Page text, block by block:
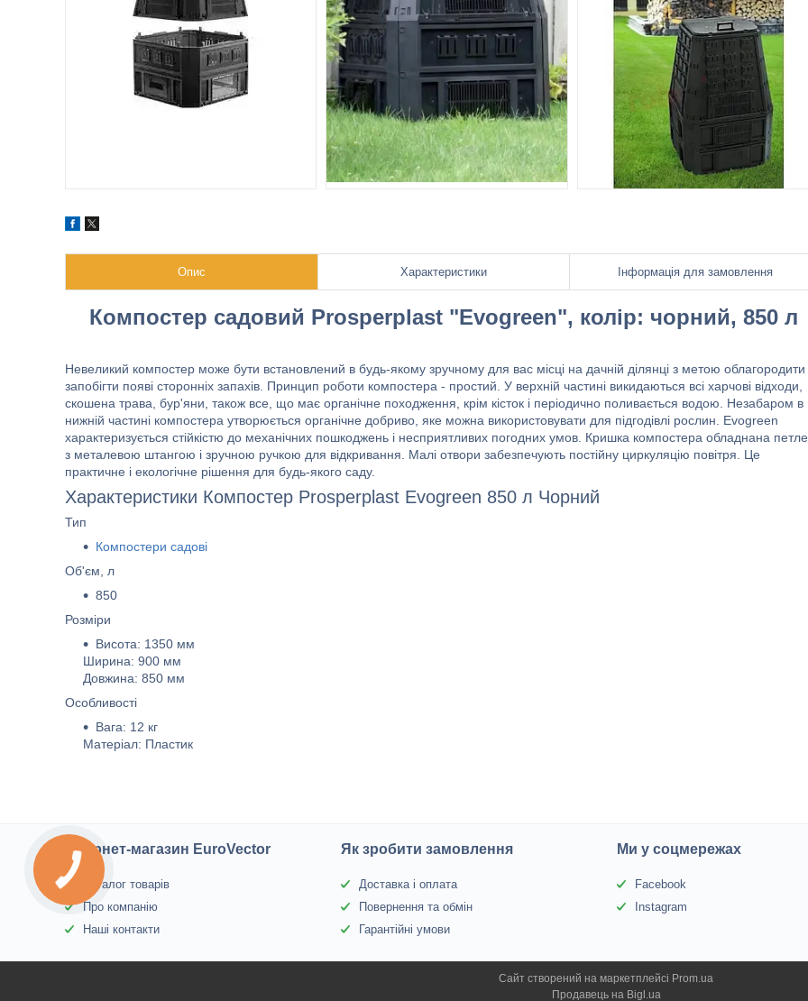
Опис Характеристики Інформація для замовлення
Компостер садовий Prosperplast "Evogreen", колір: чорний, 850 л
Невеликий компостер може бути встановлений в будь-якому зручному для вас місці на дачній ділянці з метою облагородити
запобігти появі сторонніх запахів. Принцип роботи компостера - простий. У верхній частині викидаються всі харчові відходи,
скошена трава, бур'яни, також все, що має органічне походження, крім кісток і періодично поливається водою. Незабаром в
нижній частині компостера утворюється органічне добриво, яке можна використовувати для підгодівлі рослин. Evogreen
характеризується стійкістю до механічних пошкоджень і несприятливих погодних умов. Кришка компостера обладнана
з металевою штангою і зручною ручкою для відкривання. Малі отвори забезпечують постійну циркуляцію повітря. Це
практичне і екологічне рішення для будь-якого саду.
Характеристики Компостер Prosperplast Evogreen 850 л Чорний
Тип
Компостери садові
Об'єм, л
850
Розміри
Висота: 1350 мм
Ширина: 900 мм
Довжина: 850 мм
Особливості
Вага: 12 кг
Матеріал: Пластик
Інтернет-магазин EuroVector
Каталог товарів
Про компанію
Наші контакти
Як зробити замовлення
Доставка і оплата
Повернення та обмін
Гарантійні умови
Ми у соцмережах
Facebook
Instagram
Сайт створений на маркетплейсі Prom.ua
Продавець на Bigl.ua